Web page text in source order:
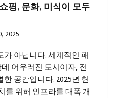
핑, 문화, 미식이 모두
2025
아닙니다. 세계적인 패
어우러진 도시이자, 전
공간입니다. 2025년 현
를 위해 인프라를 대폭 개